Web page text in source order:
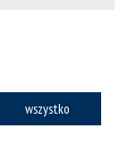
wszystko